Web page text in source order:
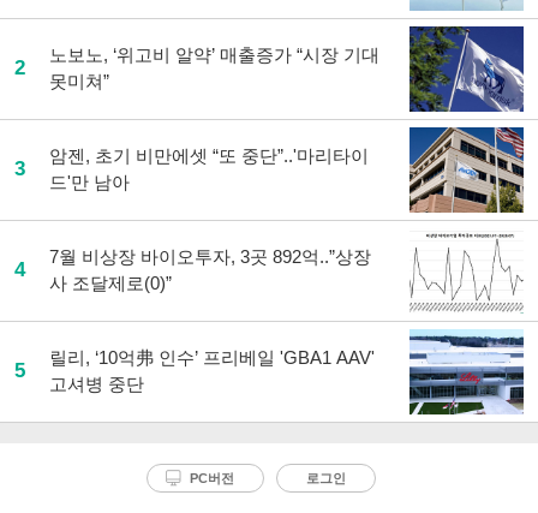
2
노보노, ‘위고비 알약’ 매출증가 “시장 기대
못미쳐”
3
암젠, 초기 비만에셋 “또 중단”..'마리타이
드'만 남아
4
7월 비상장 바이오투자, 3곳 892억..”상장
사 조달제로(0)”
5
릴리, ‘10억弗 인수’ 프리베일 'GBA1 AAV'
고셔병 중단
PC버전 로그인